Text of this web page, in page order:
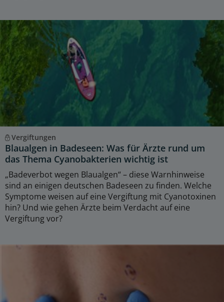
Vergiftungen
Blaualgen in Badeseen: Was für Ärzte rund um
das Thema Cyanobakterien wichtig ist
„Badeverbot wegen Blaualgen“ – diese Warnhinweise
sind an einigen deutschen Badeseen zu finden. Welche
Symptome weisen auf eine Vergiftung mit Cyanotoxinen
hin? Und wie gehen Ärzte beim Verdacht auf eine
Vergiftung vor?